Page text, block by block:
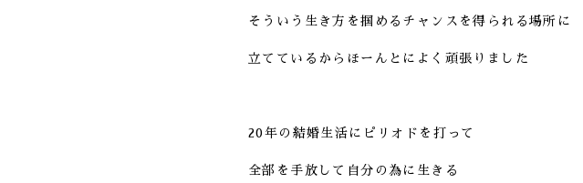
そういう生き方を掴めるチャンスを得られる場所に
立てているからほーんとによく頑張りました
20年の結婚生活にピリオドを打って
全部を手放して自分の為に生きる